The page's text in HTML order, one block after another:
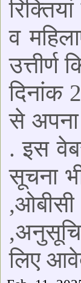
व
दिनांक
से
. इस
सूचना
लिए